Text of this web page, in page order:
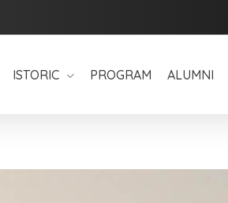
ISTORIC PROGRAM ALUMNI